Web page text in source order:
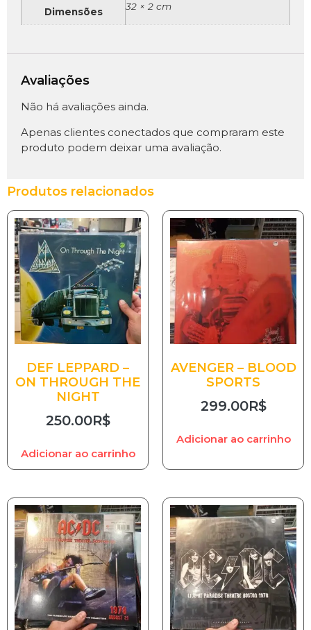
Dimensões 32 × 2 cm
Avaliações
Não há avaliações ainda.
Apenas clientes conectados que compraram este
produto podem deixar uma avaliação.
Produtos relacionados
DEF LEPPARD –
ON THROUGH THE
NIGHT
250.00R$
Adicionar ao carrinho
AVENGER – BLOOD
SPORTS
299.00R$
Adicionar ao carrinho